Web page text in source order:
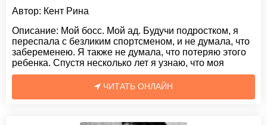
Автор: Кент Рина
Описание: Мой босс. Мой ад. Будучи подростком, я
переспала с безликим спортсменом, и не думала, что
забеременею. Я также не думала, что потеряю этого
ребенка. Спустя несколько лет я узнаю, что моя
ЧИТАТЬ ОНЛАЙН